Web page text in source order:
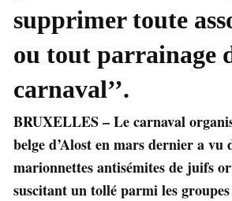
supprimer toute
ou tout parrainage
carnaval’’.
BRUXELLES – Le carnaval
belge d’Alost en mars dernier a vu
marionnettes antisémites de juifs
suscitant un tollé parmi les